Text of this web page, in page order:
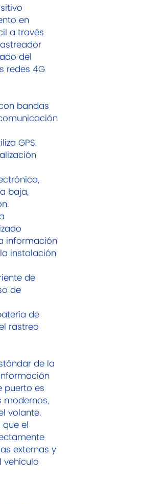
en
a través
del
redes 4G
bandas
GPS,
baja,
información
instalación
de
de
de
rastreo
de la
puerto es
modernos,
volante.
el
externas y